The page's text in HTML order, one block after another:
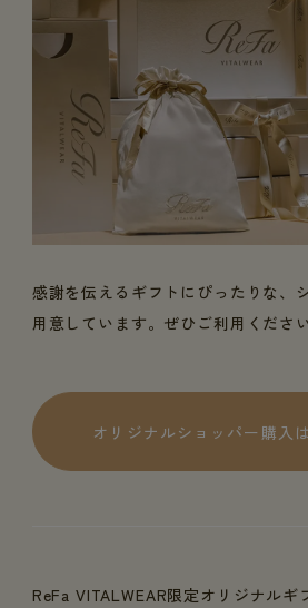
感謝を伝えるギフトにぴったりな、
用意しています。ぜひご利用ください
オリジナルショッパー購入
ReFa VITALWEAR限定オリジナルギ